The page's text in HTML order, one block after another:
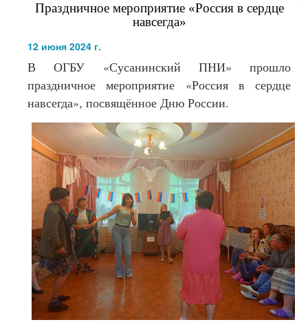
Праздничное мероприятие «Россия в сердце
навсегда»
12 июня 2024 г.
В ОГБУ «Сусанинский ПНИ» прошло
праздничное мероприятие «Россия в сердце
навсегда», посвящённое Дню России.